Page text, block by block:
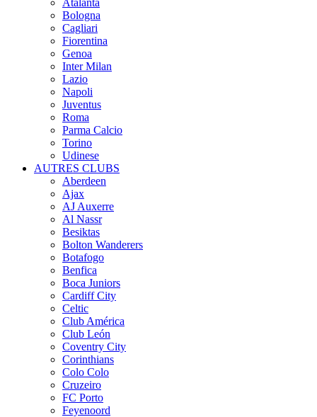
Bologna
Cagliari
Fiorentina
Genoa
Inter Milan
Lazio
Napoli
Juventus
Roma
Parma Calcio
Torino
Udinese
AUTRES CLUBS
Aberdeen
Ajax
AJ Auxerre
Al Nassr
Besiktas
Bolton Wanderers
Botafogo
Benfica
Boca Juniors
Cardiff City
Celtic
Club América
Club León
Coventry City
Corinthians
Colo Colo
Cruzeiro
FC Porto
Feyenoord